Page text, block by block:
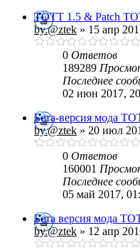
TOTT 1.5 & Patch
by.@ztek » 15 апр
0 Ответов
189289
Последнее
02 июн 2017,
Бета-версия мода
by.@ztek » 20 июл
0 Ответов
160001
Последнее
05 май 2017,
Бета версия мода
by.@ztek » 12 апр